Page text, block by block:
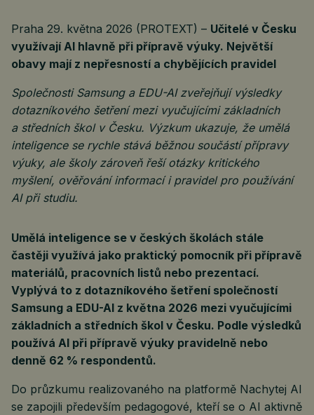
Praha 29. května 2026 (PROTEXT) – Učitelé v Česku
využívají AI hlavně při přípravě výuky. Největší
obavy mají z nepřesností a chybějících pravidel
Společnosti Samsung a EDU-AI zveřejňují výsledky
dotazníkového šetření mezi vyučujícími základních
a středních škol v Česku. Výzkum ukazuje, že umělá
inteligence se rychle stává běžnou součástí přípravy
výuky, ale školy zároveň řeší otázky kritického
myšlení, ověřování informací i pravidel pro používání
AI při studiu.
Umělá inteligence se v českých školách stále
častěji využívá jako praktický pomocník při přípravě
materiálů, pracovních listů nebo prezentací.
Vyplývá to z dotazníkového šetření společností
Samsung a EDU-AI z května 2026 mezi vyučujícími
základních a středních škol v Česku. Podle výsledků
používá AI při přípravě výuky pravidelně nebo
denně 62 % respondentů.
Do průzkumu realizovaného na platformě Nachytej AI
se zapojili především pedagogové, kteří se o AI aktivně